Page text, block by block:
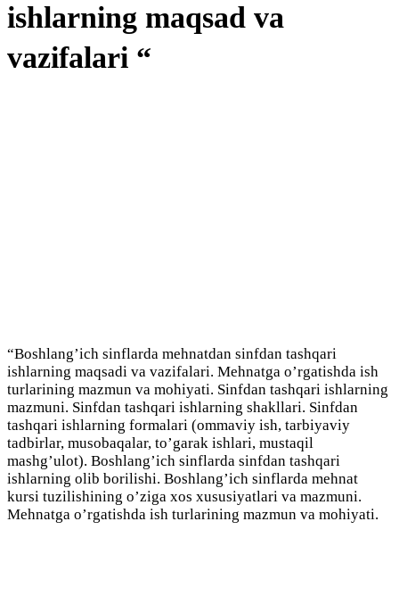
ishlarning maqsad va
vazifalari “
“Boshlang’ich sinflarda mehnatdan sinfdan tashqari
ishlarning maqsadi va vazifalari. Mehnatga o’rgatishda ish
turlarining mazmun va mohiyati. Sinfdan tashqari ishlarning
mazmuni. Sinfdan tashqari ishlarning shakllari. Sinfdan
tashqari ishlarning formalari (ommaviy ish, tarbiyaviy
tadbirlar, musobaqalar, to’garak ishlari, mustaqil
mashg’ulot). Boshlang’ich sinflarda sinfdan tashqari
ishlarning olib borilishi. Boshlang’ich sinflarda mehnat
kursi tuzilishining o’ziga xos xususiyatlari va mazmuni.
Mehnatga o’rgatishda ish turlarining mazmun va mohiyati.